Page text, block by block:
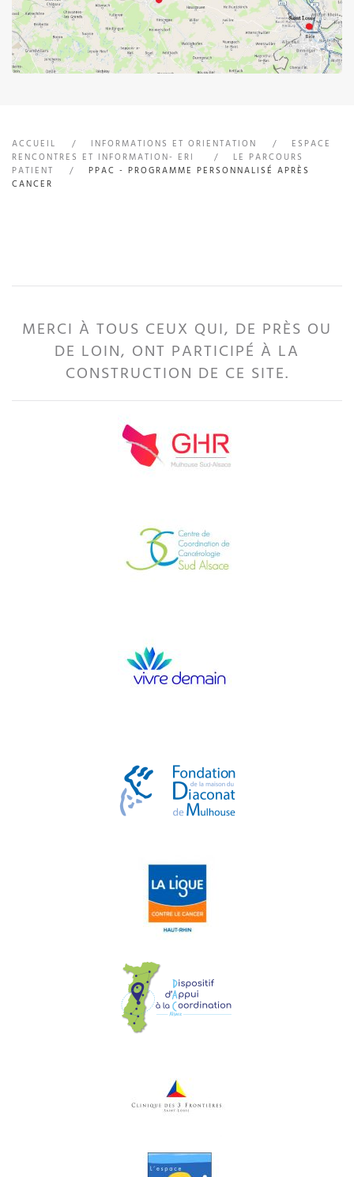
ACCUEIL INFORMATIONS ET ORIENTATION
ESPACE
RENCONTRES ET INFORMATION- ERI
LE PARCOURS
PATIENT
PPAC - PROGRAMME PERSONNALISÉ APRÈS
CANCER
MERCI À TOUS CEUX QUI, DE PRÈS OU
DE LOIN, ONT PARTICIPÉ À LA
CONSTRUCTION DE CE SITE.